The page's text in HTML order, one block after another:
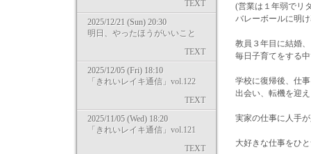
TEXT
2025/12/21 (Sun) 20:30
明日、やったほうがいいこと
TEXT
2025/12/05 (Fri) 18:10
「きれいレイキ通信」vol.122
TEXT
2025/11/05 (Wed) 18:20
「きれいレイキ通信」vol.121
TEXT
(営業は１年弱でリ
バレーボールに明
教員３年目に結婚
毎日子育てをする
学校に復帰後、仕
出会い、転機を迎
実家の仕事に人手
大好きな仕事をひ